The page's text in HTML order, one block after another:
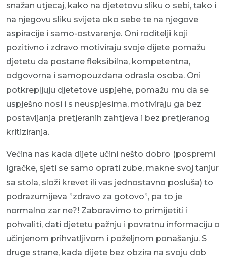
snažan utjecaj, kako na djetetovu sliku o sebi, tako i
na njegovu sliku svijeta oko sebe te na njegove
aspiracije i samo-ostvarenje. Oni roditelji koji
pozitivno i zdravo motiviraju svoje dijete pomažu
djetetu da postane fleksibilna, kompetentna,
odgovorna i samopouzdana odrasla osoba. Oni
potkrepljuju djetetove uspjehe, pomažu mu da se
uspješno nosi i s neuspjesima, motiviraju ga bez
postavljanja pretjeranih zahtjeva i bez pretjeranog
kritiziranja.
Većina nas kada dijete učini nešto dobro (pospremi
igračke, sjeti se samo oprati zube, makne svoj tanjur
sa stola, složi krevet ili vas jednostavno posluša) to
podrazumijeva ”zdravo za gotovo”, pa to je
normalno zar ne?! Zaboravimo to primijetiti i
pohvaliti, dati djetetu pažnju i povratnu informaciju o
učinjenom prihvatljivom i poželjnom ponašanju. S
druge strane, kada dijete bez obzira na svoju dob